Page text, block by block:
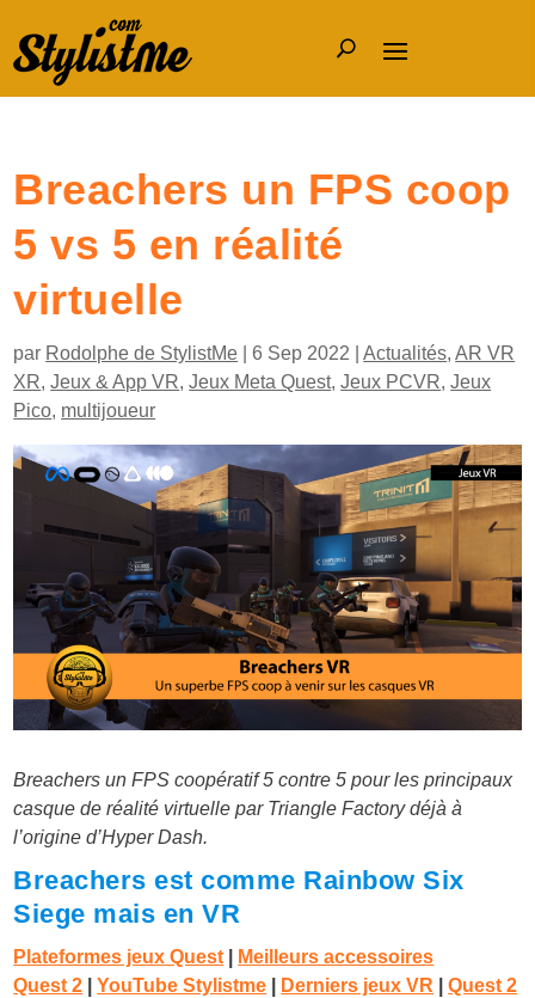
Breachers un FPS coop
5 vs 5 en réalité
virtuelle
par Rodolphe de StylistMe |6 Sep 2022 |Actualités,AR VR
XR,Jeux & App VR,Jeux Meta Quest,Jeux PCVR,Jeux
Pico, multijoueur
Breachers un FPS coopératif 5 contre 5 pour les principaux
casque de réalité virtuelle par Triangle Factory déjà à
l’origine d’Hyper Dash.
Breachers est comme Rainbow Six
Siege mais en VR
Plateformes jeux Quest
Meilleurs accessoires
Quest 2
|YouTube Stylistme Derniers jeux VR |Quest 2